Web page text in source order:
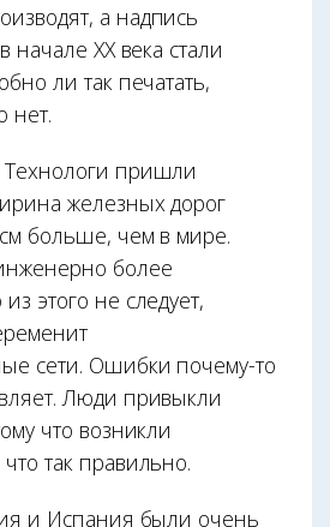
а надпись
начале XX века стали
ли так печатать,
нет.
Технологи пришли
железных дорог
больше, чем в мире.
более
этого не следует,
сети. Ошибки почему-то
Люди привыкли
что возникли
так правильно.
и Испания были очень